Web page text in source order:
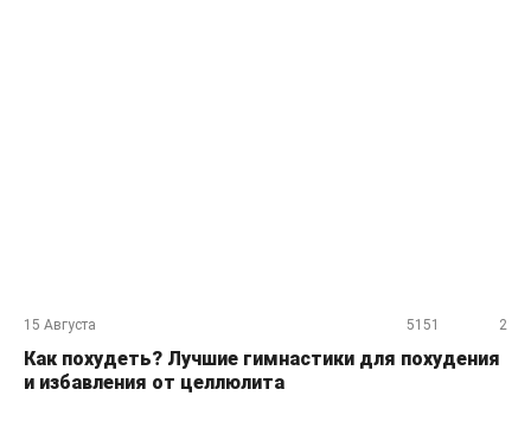
15 Августа 2
5151
Как похудеть? Лучшие гимнастики для похудения
и избавления от целлюлита